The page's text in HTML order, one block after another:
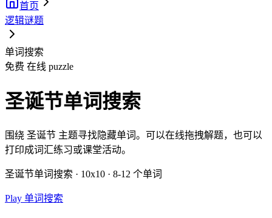
首页
逻辑谜题
单词搜索
免费 在线 puzzle
圣诞节单词搜索
围绕 圣诞节 主题寻找隐藏单词。可以在线拖拽解题，也可以
打印成词汇练习或课堂活动。
圣诞节单词搜索 · 10x10 · 8-12 个单词
Play 单词搜索